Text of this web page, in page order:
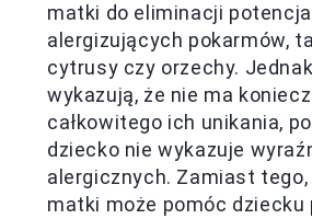
matki do eliminacji
alergizujących pokarmów,
cytrusy czy orzechy.
wykazują, że nie ma
całkowitego ich unikania,
dziecko nie wykazuje
alergicznych. Zamiast
matki może pomóc